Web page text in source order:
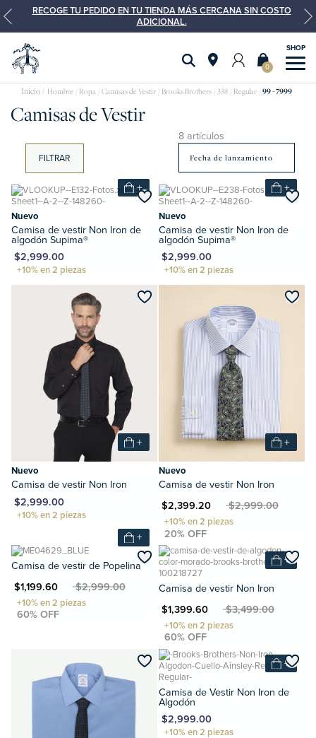
RECOGE TU PEDIDO EN TU TIENDA MÁS CERCANA SIN COSTO
ADICIONAL.
0
Camisas
de
vestir
Hombre Ropa Camisas de Vestir Brooks Brothers 338 Regular 99 - 7999
Camisas de Vestir
FILTRAR
8 artículos
+
Nuevo
Camisa de vestir Non Iron de
algodón Supima®
$2,999.00
+
Nuevo
Camisa de vestir Non Iron de
algodón Supima®
MXN $2,999.00
+
Nuevo
Camisa de vestir Non Iron
$2,999.00
+
Nuevo
Camisa de vestir Non Iron
MXN $2,399.20MXN $2,999.00
+
Camisa de vestir de Popelina
$1,199.60MXN $2,999.00
+
Camisa de vestir Non Iron
MXN $1,399.60MXN $3,499.00
+
Camisa de Vestir Non Iron de
Algodón
MXN $2,999.00